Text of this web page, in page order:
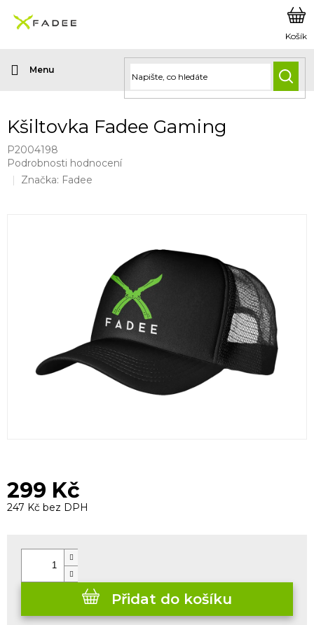
obsah
Kšiltovka Fadee Gaming
P2004198
Průměrné
hodnocení
Podrobnosti hodnocení
Značka: Fadee
299 Kč
247 Kč bez DPH
Přidat do košíku